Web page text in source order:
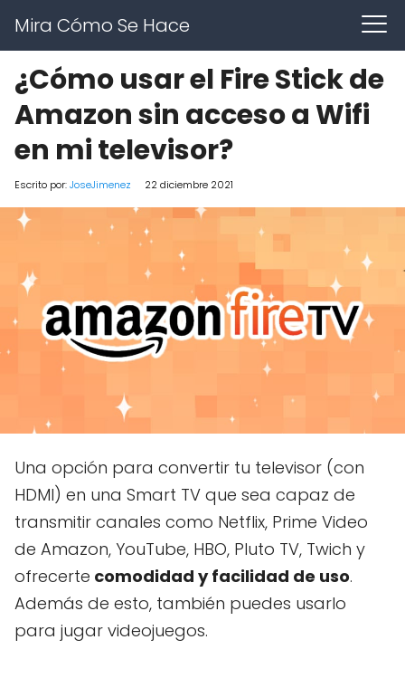
Mira Cómo Se Hace
¿Cómo usar el Fire Stick de
Amazon sin acceso a Wifi
en mi televisor?
Escrito por:JoseJimenez 22 diciembre 2021
Una opción para convertir tu televisor (con
HDMI) en una Smart TV que sea capaz de
transmitir canales como Netflix, Prime Video
de Amazon, YouTube, HBO, Pluto TV, Twich y
ofrecerte comodidad y facilidad de uso.
Además de esto, también puedes usarlo
para jugar videojuegos.